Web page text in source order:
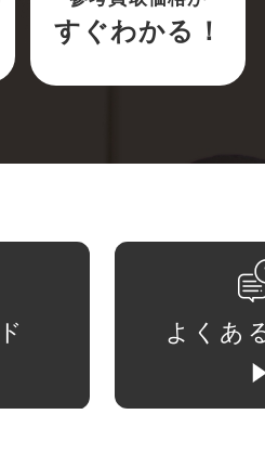
すぐわかる！
よくあ